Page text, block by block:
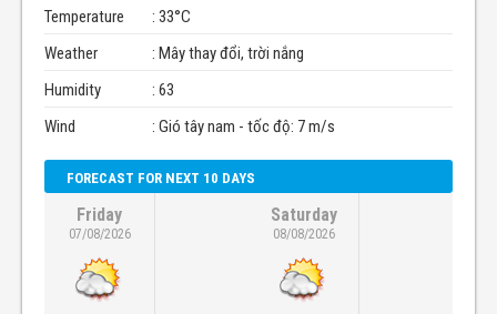
Temperature
: 33°C
Weather
: Mây thay đổi, trời nắng
Humidity
: 63
Wind
: Gió tây nam - tốc độ: 7 m/s
FORECAST FOR NEXT 10 DAYS
Friday
07/08/2026
Saturday
08/08/2026